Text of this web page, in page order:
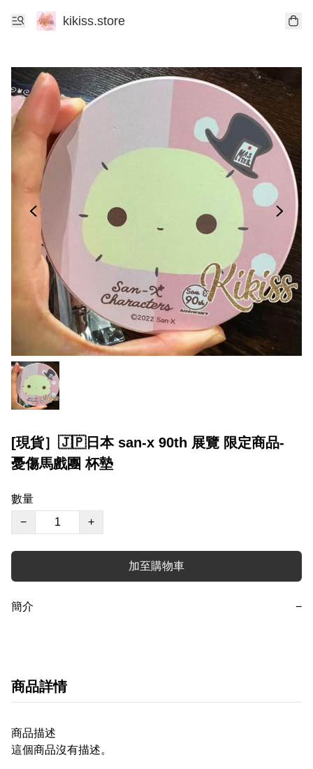
kikiss.store
[現貨］🇯🇵日本 san-x 90th 展覽 限定商品-
憂傷馬戲團 杯墊
數量
−
+
加至購物車
簡介 −
商品詳情
商品描述
這個商品沒有描述。